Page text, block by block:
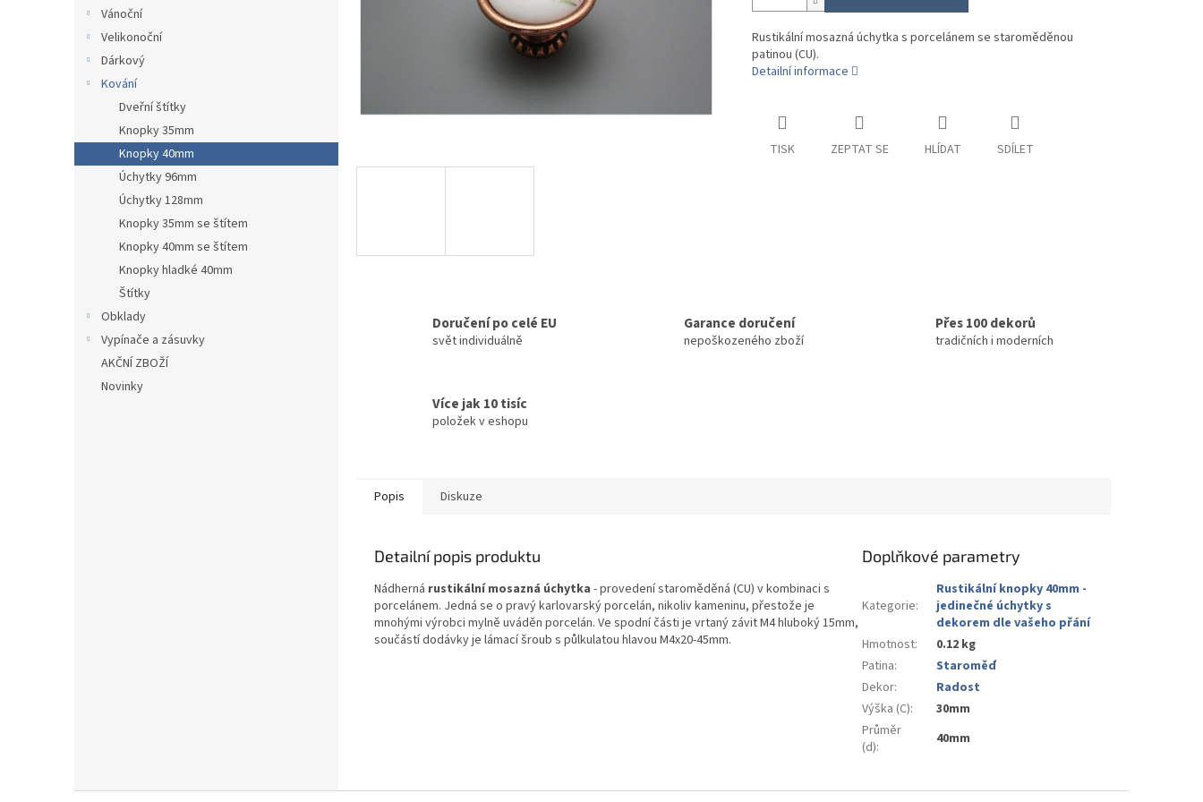
Vánoční
Velikonoční
Dárkový
Kování
Dveřní štítky
Knopky 35mm
Knopky 40mm
Úchytky 96mm
Úchytky 128mm
Knopky 35mm se štítem
Knopky 40mm se štítem
Knopky hladké 40mm
Štítky
Obklady
Vypínače a zásuvky
AKČNÍ ZBOŽÍ
Novinky
Rustikální mosazná úchytka s porcelánem se staroměděnou
patinou (CU).
Detailní informace
TISK ZEPTAT SE HLÍDAT SDÍLET
Doručení po celé EU
svět individuálně
Garance doručení
nepoškozeného zboží
Přes 100 dekorů
tradičních i moderních
Více jak 10 tisíc
položek v eshopu
Popis Diskuze
Detailní popis produktu
Nádherná rustikální mosazná úchytka - provedení staroměděná (CU) v kombinaci s
porcelánem. Jedná se o pravý karlovarský porcelán, nikoliv kameninu, přestože je
mnohými výrobci mylně uváděn porcelán. Ve spodní části je vrtaný závit M4 hluboký 15mm,
součástí dodávky je lámací šroub s půlkulatou hlavou M4x20-45mm.
Doplňkové parametry
Kategorie:
Rustikální knopky 40mm -
jedinečné úchytky s
dekorem dle vašeho přání
Hmotnost:
0.12 kg
Patina:
Staroměď
Dekor:
Radost
Výška (C):
30mm
Průměr
(d): 40mm